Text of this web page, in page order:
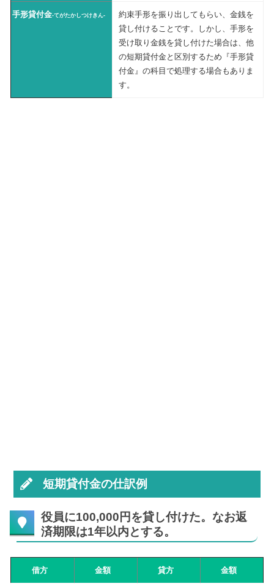
手形貸付金-てがたかしつけきん-
約束手形を振り出してもらい、金銭を
貸し付けることです。しかし、手形を
受け取り金銭を貸し付けた場合は、他
の短期貸付金と区別するため『手形貸
付金』の科目で処理する場合もありま
す。
短期貸付金の仕訳例
役員に100,000円を貸し付けた。なお返
済期限は1年以内とする。
借方 金額 貸方 金額